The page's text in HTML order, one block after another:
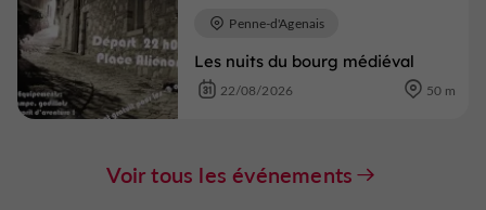
Les nuits du bourg médiéval
Penne-d'Agenais
22/08/2026 50 m
Voir tous les événements